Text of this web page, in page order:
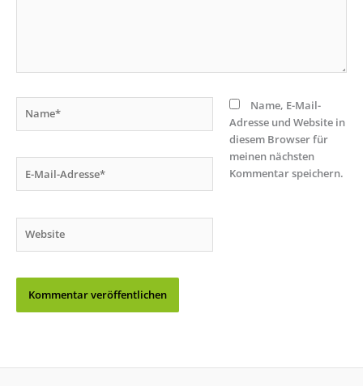
Mail-
Name, E-Mail-
Adresse und Website in
diesem Browser für
meinen nächsten
Kommentar speichern.